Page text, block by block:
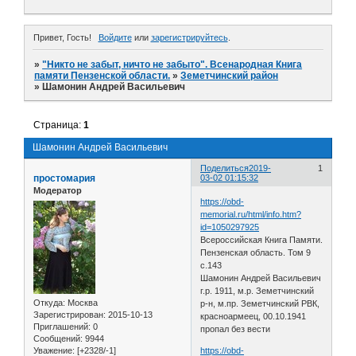
Привет, Гость! Войдитеили зарегистрируйтесь.
»"Никто не забыт, ничто не забыто". Всенародная Книга
памяти Пензенской области. »Земетчинский район
» Шамонин Андрей Васильевич
Шамонин Андрей Васильевич
Страница:1
Поделиться 1
2019-
03-02 01:15:32
простомария
Модератор
Откуда: Москва
Зарегистрирован: 2015-10-13
Приглашений: 0
Сообщений: 9944
Уважение: [+2328/-1]
https://obd-
memorial.ru/html/info.htm?
id=1050297925
Всероссийская Книга Памяти.
Пензенская область. Том 9
с.143
Шамонин Андрей Васильевич
г.р. 1911, м.р. Земетчинский
р-н, м.пр. Земетчинский РВК,
красноармеец, 00.10.1941
пропал без вести
https://obd-